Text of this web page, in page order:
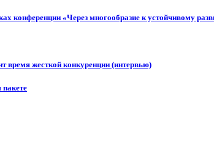
конференции «Через многообразие к устойчивому
время жесткой конкуренции (интервью)